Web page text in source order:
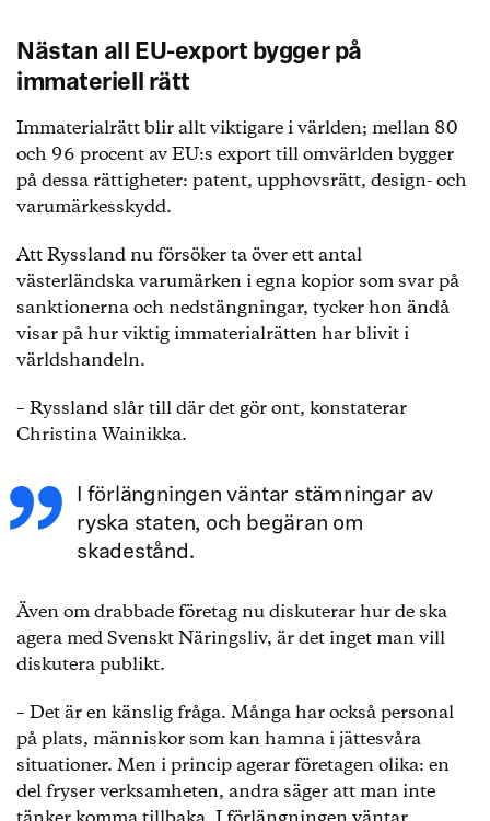
Nästan all EU-export bygger på
immateriell rätt
Immaterialrätt blir allt viktigare i världen; mellan 80
och 96 procent av EU:s export till omvärlden bygger
på dessa rättigheter: patent, upphovsrätt, design- och
varumärkesskydd.
Att Ryssland nu försöker ta över ett antal
västerländska varumärken i egna kopior som svar på
sanktionerna och nedstängningar, tycker hon ändå
visar på hur viktig immaterialrätten har blivit i
världshandeln.
– Ryssland slår till där det gör ont, konstaterar
Christina Wainikka.
I förlängningen väntar stämningar av
ryska staten, och begäran om
skadestånd.
Även om drabbade företag nu diskuterar hur de ska
agera med Svenskt Näringsliv, är det inget man vill
diskutera publikt.
– Det är en känslig fråga. Många har också personal
på plats, människor som kan hamna i jättesvåra
situationer. Men i princip agerar företagen olika: en
del fryser verksamheten, andra säger att man inte